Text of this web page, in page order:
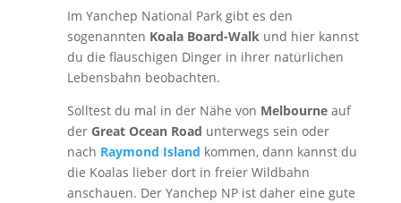
Im Yanchep National Park gibt es den
sogenannten Koala Board-Walkund hier kannst
du die flauschigen Dinger in ihrer natürlichen
Lebensbahn beobachten.
Solltest du mal in der Nähe von Melbourneauf
der Great Ocean Road unterwegs sein oder
nach Raymond Island kommen, dann kannst du
die Koalas lieber dort in freier Wildbahn
anschauen. Der Yanchep NP ist daher eine gute